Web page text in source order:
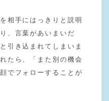
相手にはっきりと説明
、言葉があいまいだ
引き込まれてしまいま
たら、「また別の機会
でフォローすることが